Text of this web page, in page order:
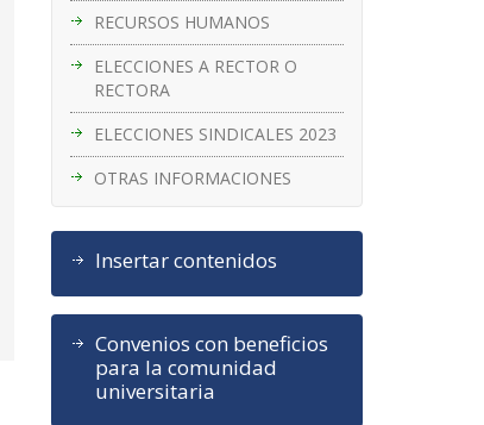
RECURSOS HUMANOS
ELECCIONES A RECTOR O
RECTORA
ELECCIONES SINDICALES 2023
OTRAS INFORMACIONES
Insertar contenidos
Convenios con beneficios
para la comunidad
universitaria